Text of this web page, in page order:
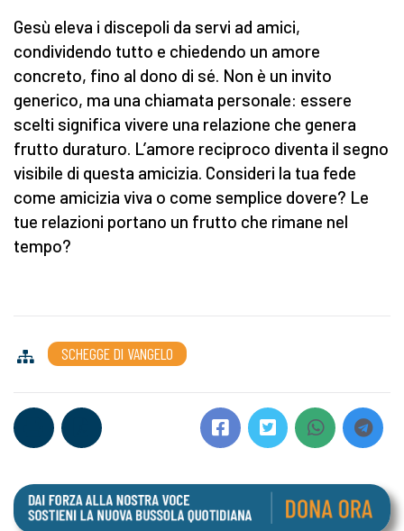
Gesù eleva i discepoli da servi ad amici,
condividendo tutto e chiedendo un amore
concreto, fino al dono di sé. Non è un invito
generico, ma una chiamata personale: essere
scelti significa vivere una relazione che genera
frutto duraturo. L’amore reciproco diventa il segno
visibile di questa amicizia. Consideri la tua fede
come amicizia viva o come semplice dovere? Le
tue relazioni portano un frutto che rimane nel
tempo?
SCHEGGE DI VANGELO